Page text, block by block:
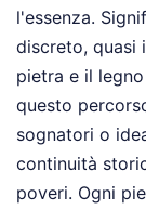
l'essenza.
discreto, quasi
pietra e il
questo
sognatori o
continuità
poveri. Ogni